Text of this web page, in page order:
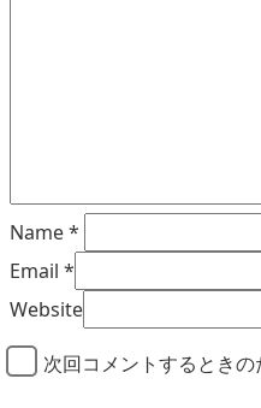
Name*
Email *
Website
次回コメントするとき